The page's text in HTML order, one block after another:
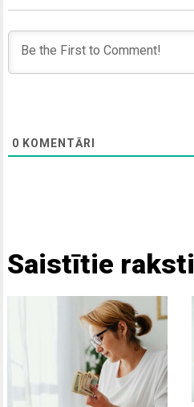
0 KOMENTĀRI
Saistītie raksti